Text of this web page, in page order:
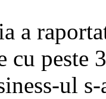
a
cu peste
ul